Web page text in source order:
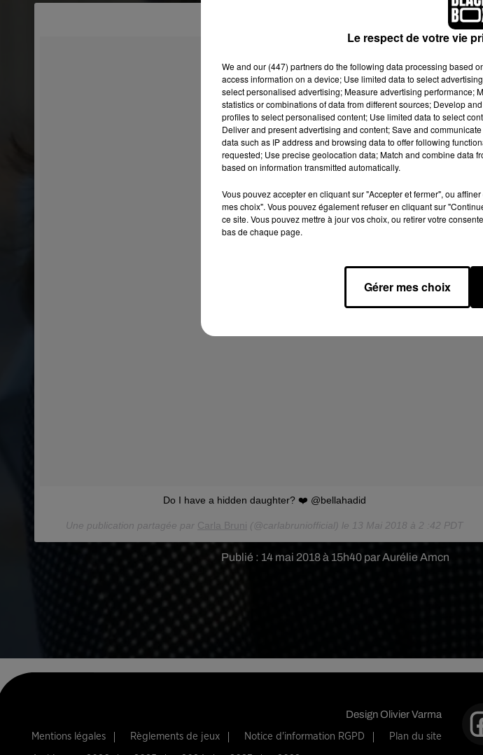
Publié : 14 mai 2018 à 15h40 par Aurélie Amcn
Do I have a hidden daughter? ❤️ @bellahadid
Une publication partagée par Carla Bruni (@carlabruniofficial) le 13 Mai 2018 à 2 :42 PDT
DesignOlivier Varma
Mentions légales Règlements de jeux Notice d'information RGPD Plan du site
Le respect de votre vie
We and our (447) partnersdo the following data processing based
access information on a device; Use limited data to select
select personalised advertising; Measure advertising performance;
statistics or combinations of data from different sources; Develop
profiles to select personalised content; Use limited data to select
Deliver and present advertising and content; Save and
data such as IP address and browsing data to offer following
requested; Use precise geolocation data; Match and combine data
based on information transmitted automatically.
Vous pouvez accepter en cliquant sur "Accepter et fermer", ou
mes choix". Vous pouvez également refuser en cliquant sur
ce site. Vous pouvez mettre à jour vos choix, ou retirer votre
bas de chaque page.
Gérer mes choix